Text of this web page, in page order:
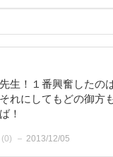
生！１番興奮したの
れにしてもどの御方
！
(0) 2013/12/05